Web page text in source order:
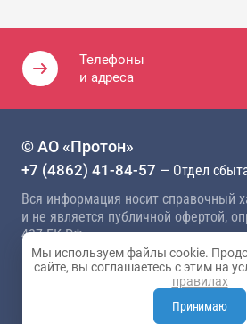
Телефоны
и адреса
© АО «Протон»
+7 (4862) 41-84-57 — Отдел
Вся информация носит справочный
и не является публичной офертой,
437 ГК РФ
Политика конфиденциальности
Студия 404
Мы используем файлы cookie.
сайте, вы соглашаетесь с этим на
правилах
Принимаю